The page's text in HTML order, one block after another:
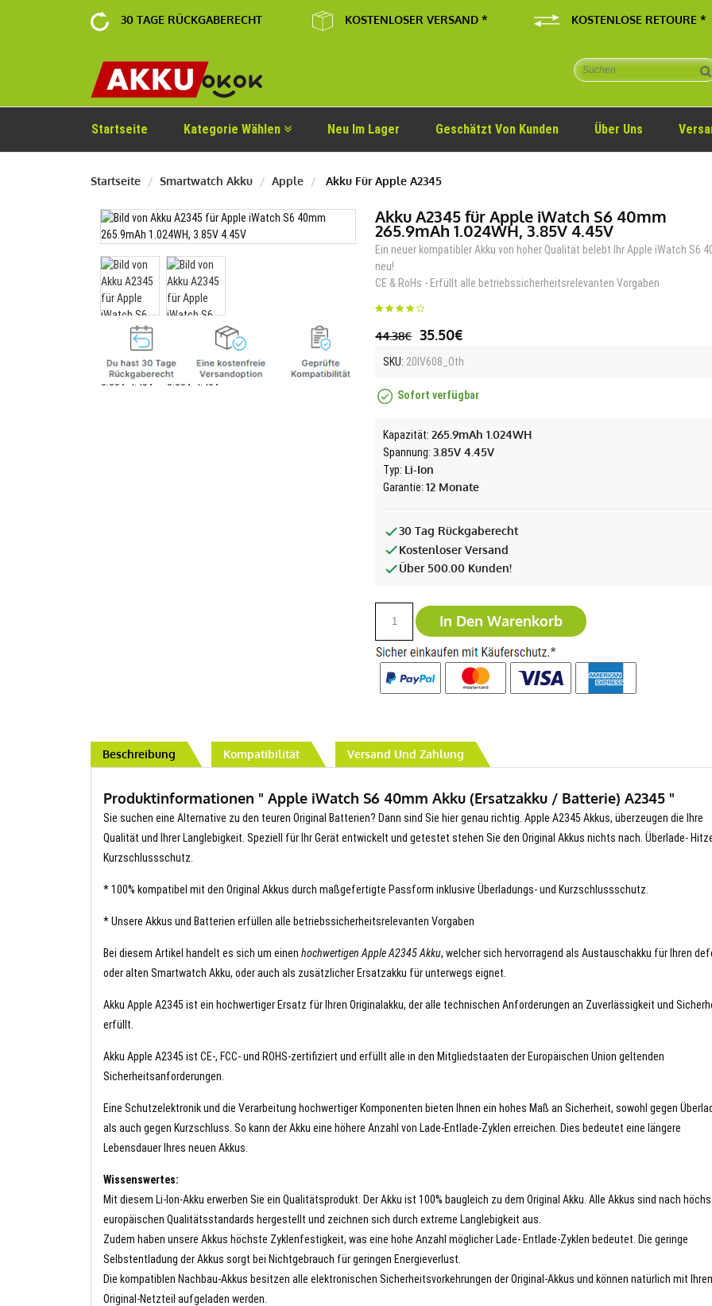
30 TAGE RÜCKGABERECHT KOSTENLOSER VERSAND * KOSTENLOSE RETOURE *
Startseite Kategorie Wählen Neu Im Lager Geschätzt Von Kunden Über Uns
Startseite Smartwatch Akku Apple Akku Für Apple A2345
Akku A2345 für Apple iWatch S6 40mm
265.9mAh 1.024WH, 3.85V 4.45V
Ein neuer kompatibler Akku von hoher Qualität belebt Ihr Apple iWatch S6
neu!
CE & RoHs - Erfüllt alle betriebssicherheitsrelevanten Vorgaben
44.38€ 35.50€
SKU: 20IV608_Oth
Sofort verfügbar
Kapazität:265.9mAh 1.024WH
Spannung:3.85V 4.45V
Typ: Li-Ion
Garantie:12 Monate
30 Tag Rückgaberecht
Kostenloser Versand
Über 500.00 Kunden!
In Den Warenkorb
Beschreibung Kompatibilität Versand Und Zahlung
Produktinformationen " Apple iWatch S6 40mm Akku (Ersatzakku / Batterie) A2345 "
Sie suchen eine Alternative zu den teuren Original Batterien? Dann sind Sie hier genau richtig. Apple A2345 Akkus, überzeugen die Ihre
Qualität und Ihrer Langlebigkeit. Speziell für Ihr Gerät entwickelt und getestet stehen Sie den Original Akkus nichts nach. Überlade-
Kurzschlussschutz.
* 100% kompatibel mit den Original Akkus durch maßgefertigte Passform inklusive Überladungs- und Kurzschlussschutz.
* Unsere Akkus und Batterien erfüllen alle betriebssicherheitsrelevanten Vorgaben
Bei diesem Artikel handelt es sich um einen hochwertigen Apple A2345 Akku, welcher sich hervorragend als Austauschakku für Ihren
oder alten Smartwatch Akku, oder auch als zusätzlicher Ersatzakku für unterwegs eignet.
Akku Apple A2345 ist ein hochwertiger Ersatz für Ihren Originalakku, der alle technischen Anforderungen an Zuverlässigkeit und
erfüllt.
Akku Apple A2345 ist CE-, FCC- und ROHS-zertifiziert und erfüllt alle in den Mitgliedstaaten der Europäischen Union geltenden
Sicherheitsanforderungen.
Eine Schutzelektronik und die Verarbeitung hochwertiger Komponenten bieten Ihnen ein hohes Maß an Sicherheit, sowohl gegen
als auch gegen Kurzschluss. So kann der Akku eine höhere Anzahl von Lade-Entlade-Zyklen erreichen. Dies bedeutet eine längere
Lebensdauer Ihres neuen Akkus.
Wissenswertes:
Mit diesem Li-Ion-Akku erwerben Sie ein Qualitätsprodukt. Der Akku ist 100% baugleich zu dem Original Akku. Alle Akkus sind nach
europäischen Qualitätsstandards hergestellt und zeichnen sich durch extreme Langlebigkeit aus.
Zudem haben unsere Akkus höchste Zyklenfestigkeit, was eine hohe Anzahl möglicher Lade- Entlade-Zyklen bedeutet. Die geringe
Selbstentladung der Akkus sorgt bei Nichtgebrauch für geringen Energieverlust.
Die kompatiblen Nachbau-Akkus besitzen alle elektronischen Sicherheitsvorkehrungen der Original-Akkus und können natürlich mit
Original-Netzteil aufgeladen werden.